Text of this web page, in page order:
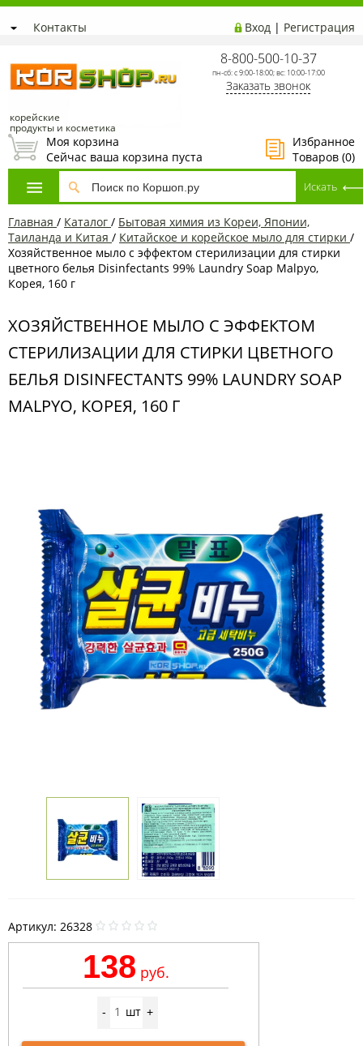
Контакты Вход | Регистрация
корейские
продукты и косметика
8-800-500-10-37
пн-сб: с 9:00-18:00; вс: 10:00-17:00
Заказать звонок
Избранное
Товаров (0)
Моя корзина
Сейчас ваша корзина пуста
Главная / Каталог / Бытовая химия из Кореи, Японии,
Таиланда и Китая / Китайское и корейское мыло для стирки /
Хозяйственное мыло с эффектом стерилизации для стирки
цветного белья Disinfectants 99% Laundry Soap Malpyo,
Корея, 160 г
ХОЗЯЙСТВЕННОЕ МЫЛО С ЭФФЕКТОМ
СТЕРИЛИЗАЦИИ ДЛЯ СТИРКИ ЦВЕТНОГО
БЕЛЬЯ DISINFECTANTS 99% LAUNDRY SOAP
MALPYO, КОРЕЯ, 160 Г
Артикул: 26328
138 руб.
- шт +